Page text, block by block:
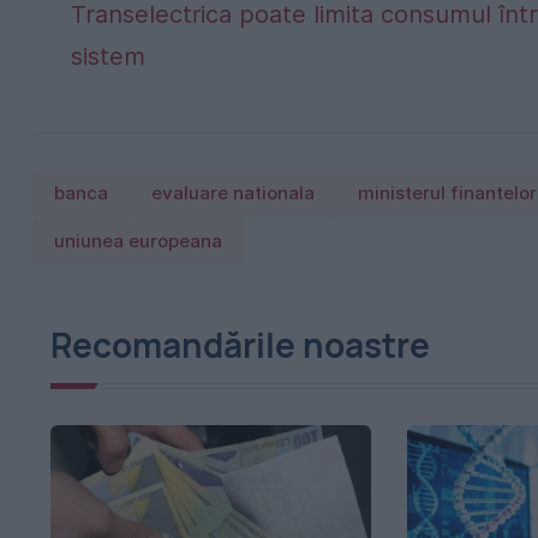
Transelectrica poate limita consumul
sistem
banca evaluare nationala ministerul finantelor
uniunea europeana
Recomandările noastre